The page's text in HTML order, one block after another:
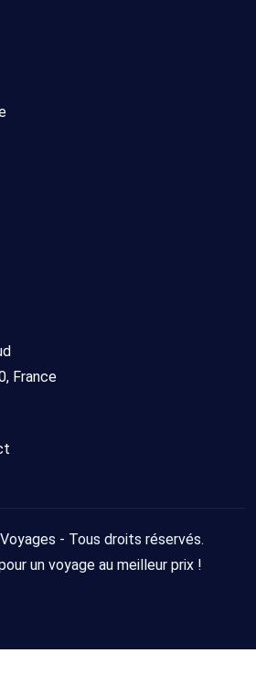
France
- Tous droits réservés.
un voyage au meilleur prix !